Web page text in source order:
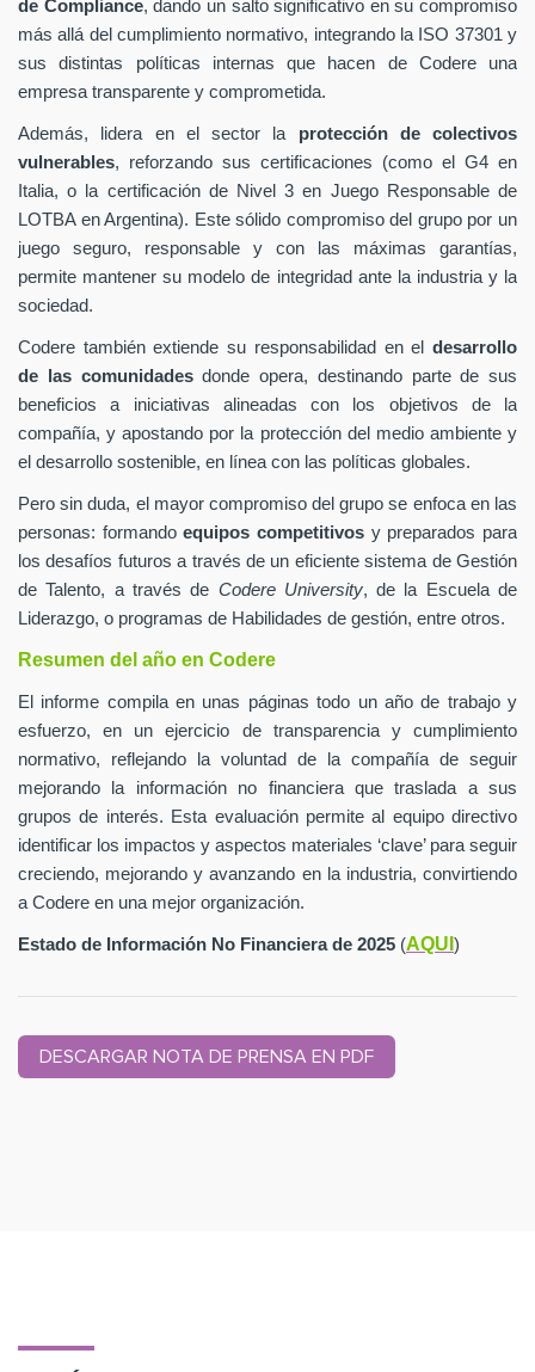
de Compliance, dando un salto significativo en su compromiso
más allá del cumplimiento normativo, integrando la ISO 37301 y
sus distintas políticas internas que hacen de Codere una
empresa transparente y comprometida.
Además, lidera en el sector la protección de colectivos
vulnerables, reforzando sus certificaciones (como el G4 en
Italia, o la certificación de Nivel 3 en Juego Responsable de
LOTBA en Argentina). Este sólido compromiso del grupo por un
juego seguro, responsable y con las máximas garantías,
permite mantener su modelo de integridad ante la industria y la
sociedad.
Codere también extiende su responsabilidad en el desarrollo
de las comunidadesdonde opera, destinando parte de sus
beneficios a iniciativas alineadas con los objetivos de la
compañía, y apostando por la protección del medio ambiente y
el desarrollo sostenible, en línea con las políticas globales.
Pero sin duda, el mayor compromiso del grupo se enfoca en las
personas: formandoequipos competitivos y preparados para
los desafíos futuros a través de un eficiente sistema de Gestión
de Talento, a través de Codere University, de la Escuela de
Liderazgo, o programas de Habilidades de gestión, entre otros.
Resumen del año en Codere
El informe compila en unas páginas todo un año de trabajo y
esfuerzo, en un ejercicio de transparencia y cumplimiento
normativo, reflejando la voluntad de la compañía de seguir
mejorando la información no financiera que traslada a sus
grupos de interés. Esta evaluación permite al equipo directivo
identificar los impactos y aspectos materiales ‘clave’ para seguir
creciendo, mejorando y avanzando en la industria, convirtiendo
a Codere en una mejor organización.
Estado de Información No Financiera de 2025 (AQUI )
DESCARGAR NOTA DE PRENSA EN PDF